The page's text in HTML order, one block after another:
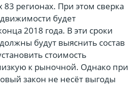
83 регионах. При этом сверка
будет
2018 года. В эти сроки
будут выяснить состав
стоимость
к рыночной. Однако при
закон не несёт выгоды